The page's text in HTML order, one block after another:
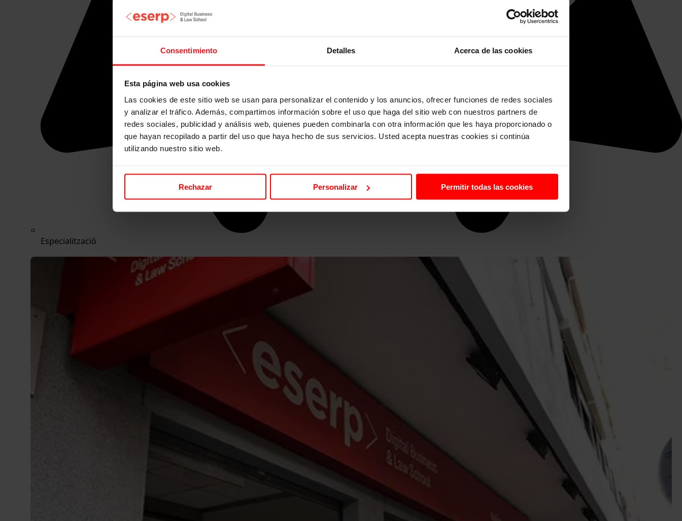
Consentimiento Detalles Acerca de las cookies
Esta página web usa cookies
Las cookies de este sitio web se usan para personalizar el contenido y los anuncios, ofrecer funciones de redes sociales
y analizar el tráfico. Además, compartimos información sobre el uso que haga del sitio web con nuestros partners de
redes sociales, publicidad y análisis web, quienes pueden combinarla con otra información que les haya proporcionado o
que hayan recopilado a partir del uso que haya hecho de sus servicios. Usted acepta nuestras cookies si continúa
utilizando nuestro sitio web.
Rechazar Personalizar Permitir todas las cookies
Especialització